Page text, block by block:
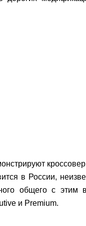
в России,
общего с этим
и Premium.